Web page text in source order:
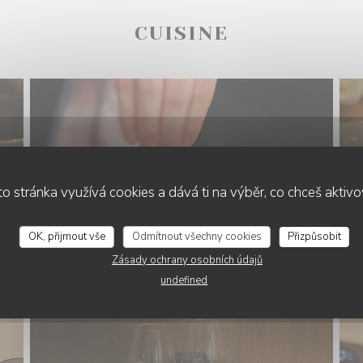
stránka využívá cookies a dává ti na výběr, co chceš
OK, přijmout vše Odmítnout všechny cookies
Přizpůsobit
Zásady ochrany osobních údajů
undefined
CUISINE